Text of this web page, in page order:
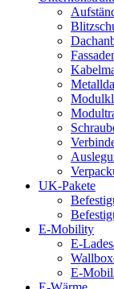
UK-Pakete
E-Mobility
E-
E-